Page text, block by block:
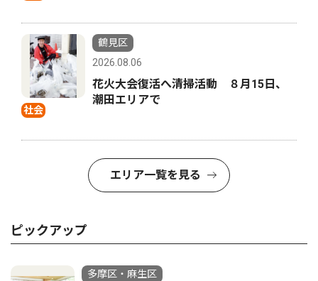
社会
鶴見区
2026.08.06
花火大会復活へ清掃活動 ８月15日、
潮田エリアで
エリア一覧を見る
ピックアップ
多摩区・麻生区